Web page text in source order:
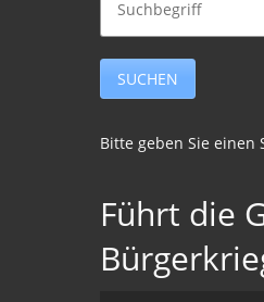
Bitte geben Sie einen
Führt die